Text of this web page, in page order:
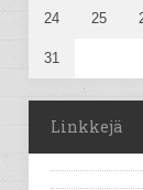
24 25
31
Linkkejä